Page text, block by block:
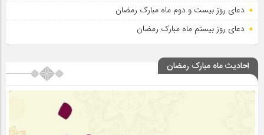
دعای روز بیست و دوم ماه مبارک رمضان
دعای روز بیستم ماه مبارک رمضان
احادیث ماه مبارک رمضان